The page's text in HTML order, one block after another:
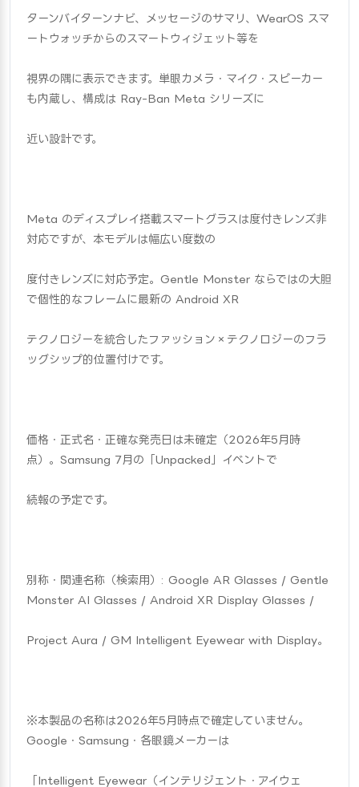
ターンバイターンナビ、メッセージのサマリ、WearOS スマ
ートウォッチからのスマートウィジェット等を
視界の隅に表示できます。単眼カメラ・マイク・スピーカー
も内蔵し、構成は Ray-Ban Meta シリーズに
近い設計です。
Meta のディスプレイ搭載スマートグラスは度付きレンズ非
対応ですが、本モデルは幅広い度数の
度付きレンズに対応予定。Gentle Monster ならではの大胆
で個性的なフレームに最新の Android XR
テクノロジーを統合したファッション×テクノロジーのフラ
ッグシップ的位置付けです。
価格・正式名・正確な発売日は未確定（2026年5月時
点）。Samsung 7月の「Unpacked」イベントで
続報の予定です。
別称・関連名称（検索用）: Google AR Glasses / Gentle
Monster AI Glasses / Android XR Display Glasses /
Project Aura / GM Intelligent Eyewear with Display。
※本製品の名称は2026年5月時点で確定していません。
Google・Samsung・各眼鏡メーカーは
「Intelligent Eyewear（インテリジェント・アイウェ